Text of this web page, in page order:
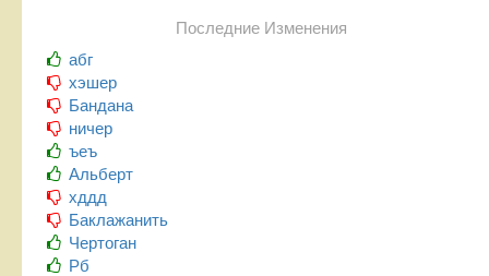
Последние Изменения
абг
хэшер
Бандана
ничер
ъеъ
Альберт
хддд
Баклажанить
Чертоган
Рб